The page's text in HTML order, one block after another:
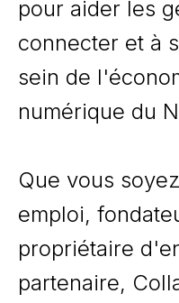
pour aider les
connecter et à
sein de
numérique du
Que vous
emploi,
propriétaire
partenaire,